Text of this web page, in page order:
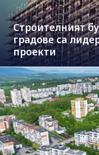
Строителният
градове са
проекти